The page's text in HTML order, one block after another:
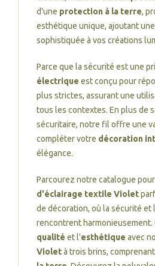
d'une protection à la terre,
esthétique unique, ajoutant
sophistiquée à vos créations
Parce que la sécurité est une
électrique est conçu pour
plus strictes, assurant une
tous les contextes. En plus de
sécuritaire, notre fil offre une
compléter votre décoration
élégance.
Parcourez notre catalogue
d'éclairage textile Violet
de décoration, où la sécurité et
rencontrent harmonieusement.
qualité et l'esthétique avec
Violetà trois brins,